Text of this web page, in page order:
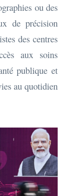
ou des
de précision
des centres
aux soins
publique et
au quotidien